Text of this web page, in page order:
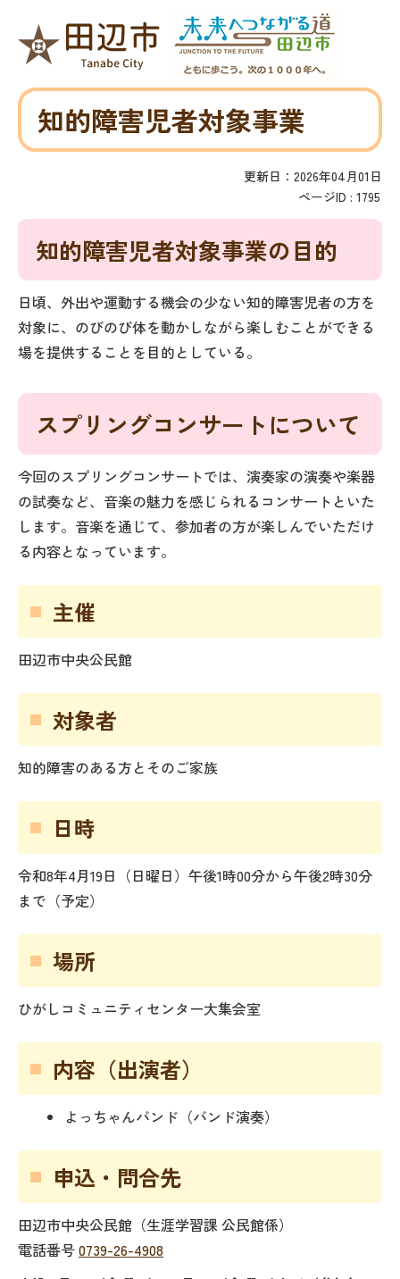
知的障害児者対象事業
更新日：2026年04月01日
ページID : 1795
知的障害児者対象事業の目的
日頃、外出や運動する機会の少ない知的障害児者の方を
対象に、のびのび体を動かしながら楽しむことができる
場を提供することを目的としている。
スプリングコンサートについて
今回のスプリングコンサートでは、演奏家の演奏や楽器
の試奏など、音楽の魅力を感じられるコンサートといた
します。音楽を通じて、参加者の方が楽しんでいただけ
る内容となっています。
主催
田辺市中央公民館
対象者
知的障害のある方とそのご家族
日時
令和8年4月19日（日曜日）午後1時00分から午後2時30分
まで（予定）
場所
ひがしコミュニティセンター大集会室
内容（出演者）
よっちゃんバンド（バンド演奏）
申込・問合先
田辺市中央公民館（生涯学習課 公民館係）
電話番号0739-26-4908